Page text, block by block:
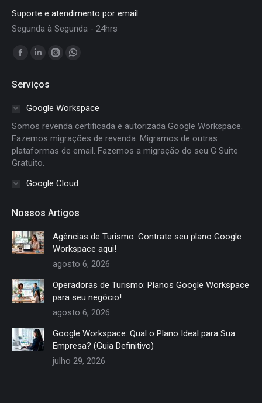
Suporte e atendimento por email:
Segunda à Segunda - 24hrs
Encontre-nos em:
Facebook
opens
window
Linkedin
opens
in
window
Instagram
in
new
window
Whatsapp
in
window
Serviços
Google Workspace
Somos revenda certificada e autorizada Google Workspace.
Fazemos migrações de revenda. Migramos de outras
plataformas de email. Fazemos a migração do seu G Suite
Gratuito.
Google Cloud
Nossos Artigos
Agências de Turismo: Contrate seu plano Google
Workspace aqui!
agosto 6, 2026
Operadoras de Turismo: Planos Google Workspace
para seu negócio!
agosto 6, 2026
Google Workspace: Qual o Plano Ideal para Sua
Empresa? (Guia Definitivo)
julho 29, 2026